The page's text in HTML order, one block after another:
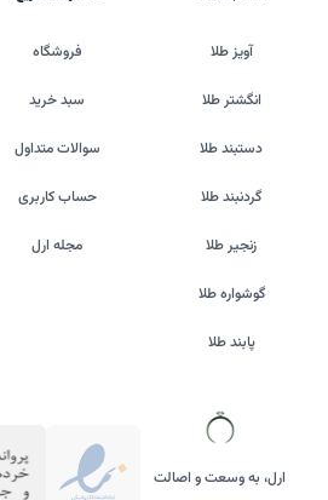
ارل، به وسعت و اصالت
آویز طلا
انگشتر طلا
دستبند طلا
گردنبند طلا
زنجیر طلا
گوشواره طلا
پابند طلا
فروشگاه
سبد خرید
سوالات متداول
حساب کاربری
مجله ارل